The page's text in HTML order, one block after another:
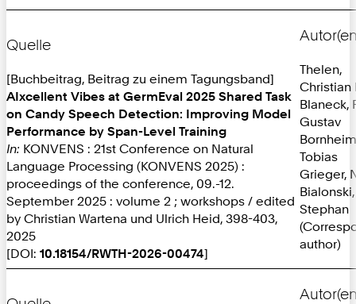
Quelle
[Buchbeitrag, Beitrag zu einem Tagungsband]
AIxcellent Vibes at GermEval 2025 Shared Task
on Candy Speech Detection: Improving Model
Performance by Span-Level Training
In: KONVENS : 21st Conference on Natural
Language Processing (KONVENS 2025) :
proceedings of the conference, 09.-12.
September 2025 : volume 2 ; workshops / edited
by Christian Wartena und Ulrich Heid, 398-403,
2025
[DOI: 10.18154/RWTH-2026-00474]
Thelen,
Christian
Blaneck,
Gustav
Tobias
Grieger,
Bialonski,
Stephan
author)